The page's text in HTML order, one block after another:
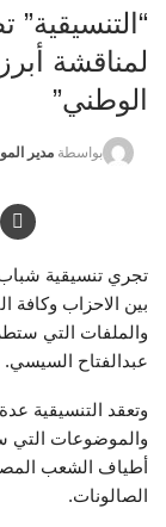
لمناقشة
الوطني”
بواسطة مدير
تجري تنسيقية
بين الاحزاب وكافة
والملفات التي
عبدالفتاح السيسي.
وتعقد التنسيقية
والموضوعات التي
أطياف الشعب
الصالونات.